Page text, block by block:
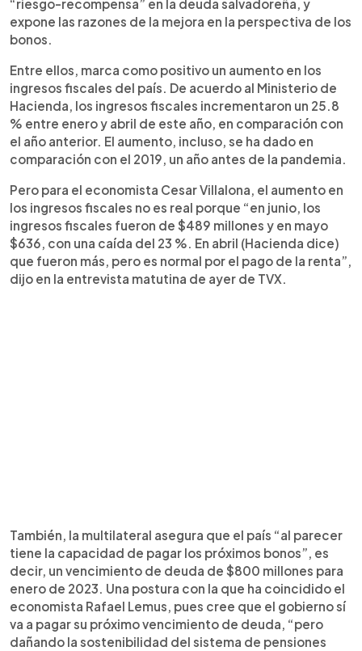
“riesgo-recompensa” en la deuda salvadoreña, y
expone las razones de la mejora en la perspectiva de los
bonos.
Entre ellos, marca como positivo un aumento en los
ingresos fiscales del país. De acuerdo al Ministerio de
Hacienda, los ingresos fiscales incrementaron un 25.8
% entre enero y abril de este año, en comparación con
el año anterior. El aumento, incluso, se ha dado en
comparación con el 2019, un año antes de la pandemia.
Pero para el economista Cesar Villalona, el aumento en
los ingresos fiscales no es real porque “en junio, los
ingresos fiscales fueron de $489 millones y en mayo
$636, con una caída del 23 %. En abril (Hacienda dice)
que fueron más, pero es normal por el pago de la renta”,
dijo en la entrevista matutina de ayer de TVX.
También, la multilateral asegura que el país “al parecer
tiene la capacidad de pagar los próximos bonos”, es
decir, un vencimiento de deuda de $800 millones para
enero de 2023. Una postura con la que ha coincidido el
economista Rafael Lemus, pues cree que el gobierno sí
va a pagar su próximo vencimiento de deuda, “pero
dañando la sostenibilidad del sistema de pensiones